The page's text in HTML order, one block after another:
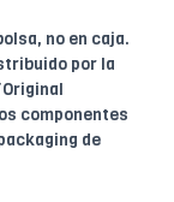
no en caja.
por la
componentes
de